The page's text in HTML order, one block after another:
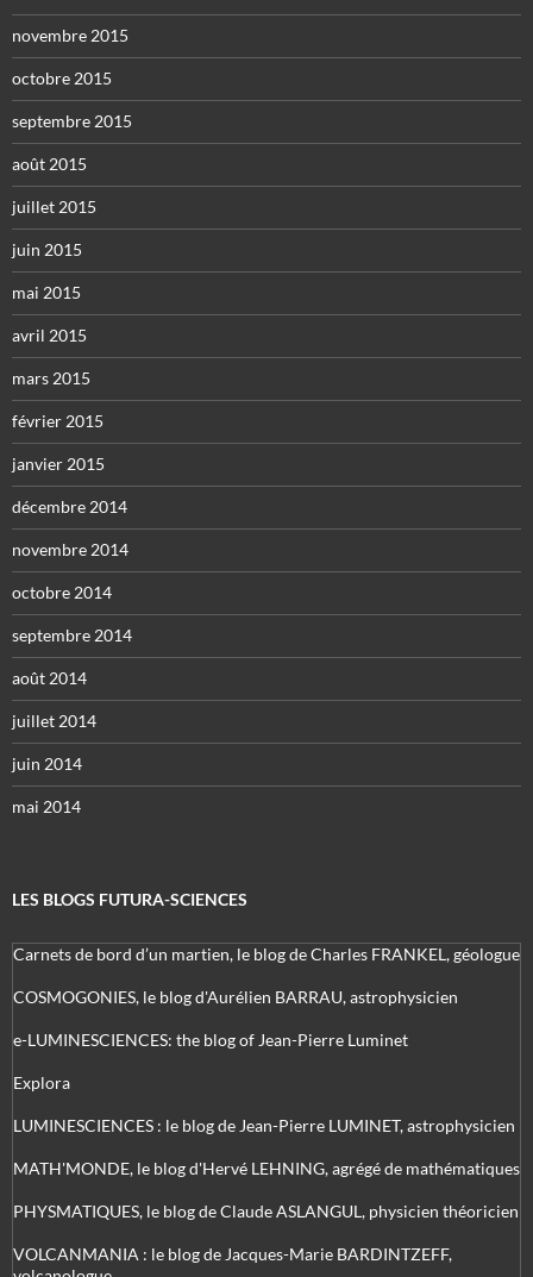
novembre 2015
octobre 2015
septembre 2015
août 2015
juillet 2015
juin 2015
mai 2015
avril 2015
mars 2015
février 2015
janvier 2015
décembre 2014
novembre 2014
octobre 2014
septembre 2014
août 2014
juillet 2014
juin 2014
mai 2014
LES BLOGS FUTURA-SCIENCES
Carnets de bord d’un martien, le blog de Charles FRANKEL, géologue
COSMOGONIES, le blog d'Aurélien BARRAU, astrophysicien
e-LUMINESCIENCES: the blog of Jean-Pierre Luminet
Explora
LUMINESCIENCES : le blog de Jean-Pierre LUMINET, astrophysicien
MATH'MONDE, le blog d'Hervé LEHNING, agrégé de mathématiques
PHYSMATIQUES, le blog de Claude ASLANGUL, physicien théoricien
VOLCANMANIA : le blog de Jacques-Marie BARDINTZEFF,